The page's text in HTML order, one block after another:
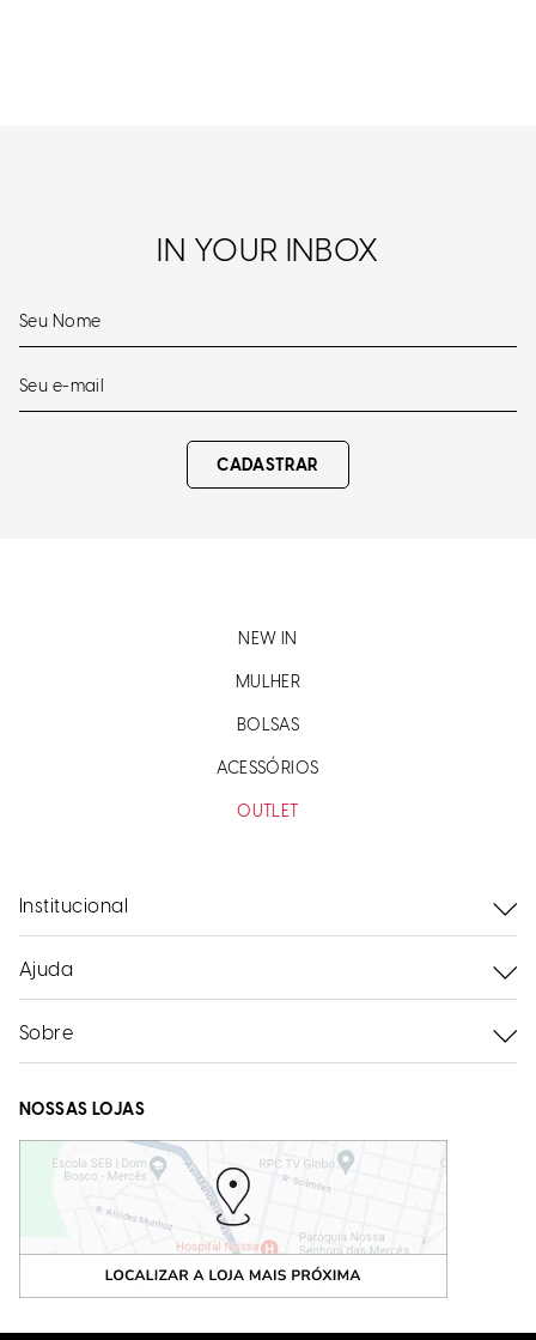
IN YOUR INBOX
CADASTRAR
NEW IN
MULHER
BOLSAS
ACESSÓRIOS
OUTLET
Institucional
Ajuda
Sobre
NOSSAS LOJAS